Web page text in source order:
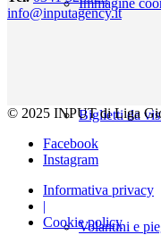
Immagine
Biglietti da
Volantini e
info@inputagency.it
© 2025 INPUT di Liga
Facebook
Instagram
Informativa privacy
|
Cookie policy